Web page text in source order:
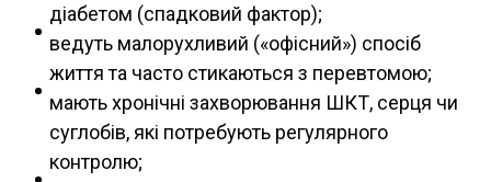
діабетом (спадковий фактор);
ведуть малорухливий («офісний») спосіб
життя та часто стикаються з перевтомою;
мають хронічні захворювання ШКТ, серця чи
суглобів, які потребують регулярного
контролю;